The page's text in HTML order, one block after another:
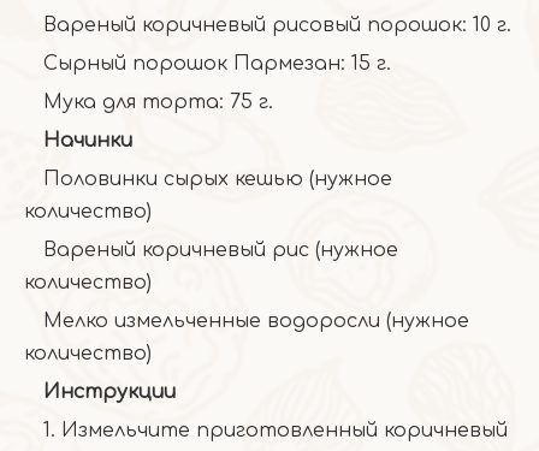
Вареный коричневый рисовый порошок: 10 г.
Сырный порошок Пармезан: 15 г.
Мука для торта: 75 г.
Начинки
Половинки сырых кешью (нужное
количество)
Вареный коричневый рис (нужное
количество)
Мелко измельченные водоросли (нужное
количество)
Инструкции
1. Измельчите приготовленный коричневый